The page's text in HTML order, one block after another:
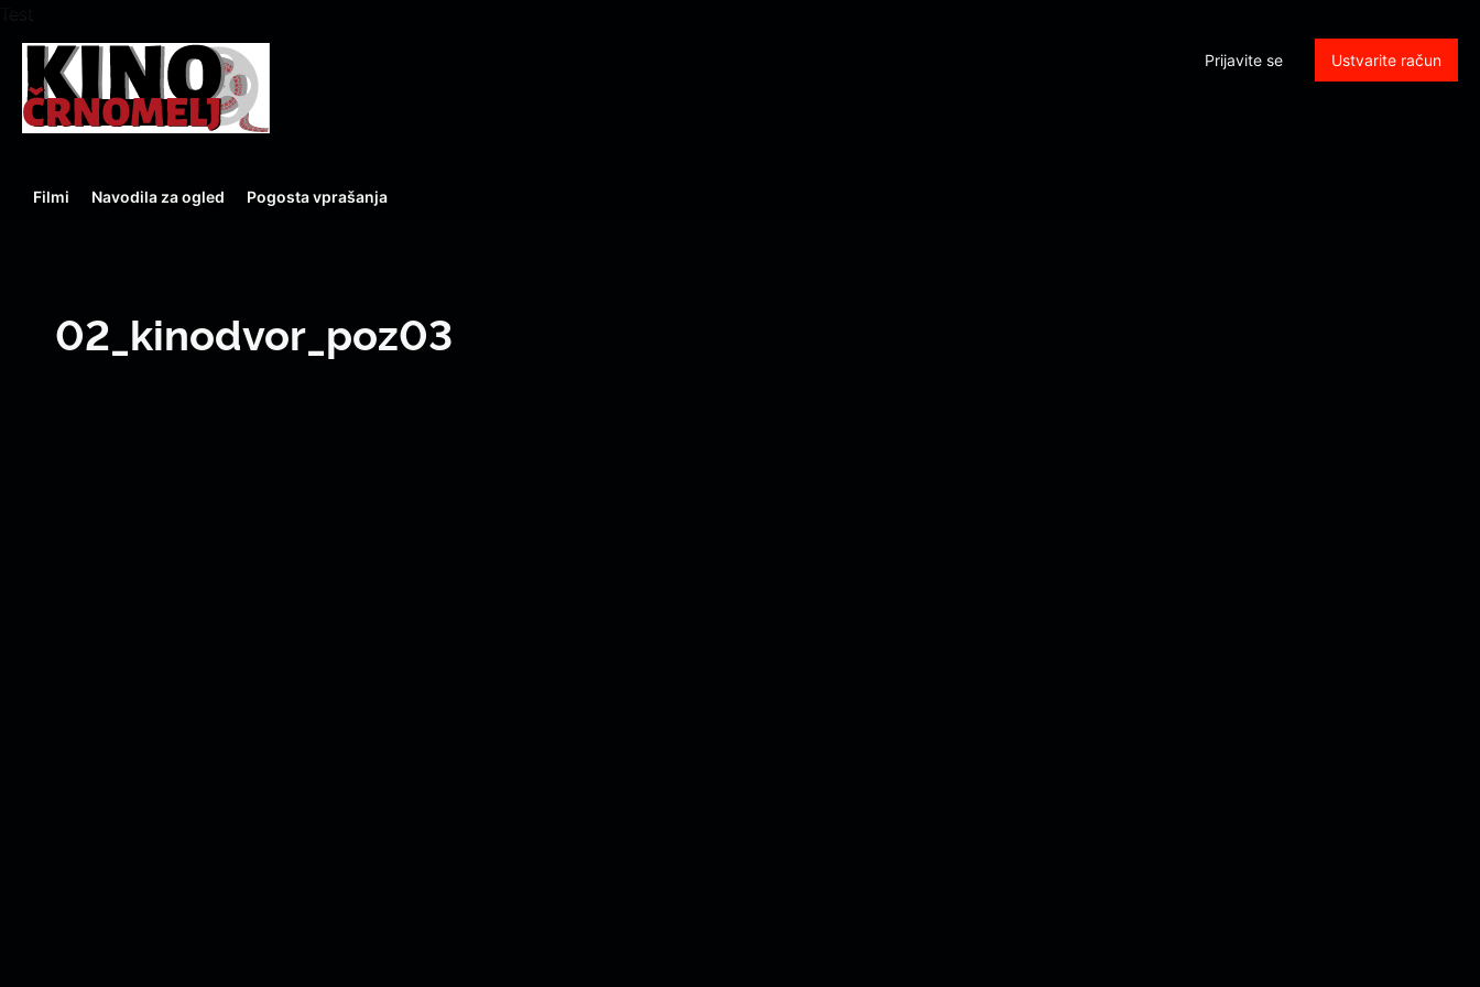
Prijavite se Ustvarite račun
Filmi Navodila za ogled Pogosta vprašanja
02_kinodvor_poz03